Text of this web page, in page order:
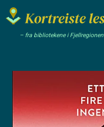
– fra bibliotekene i Fjellregionen